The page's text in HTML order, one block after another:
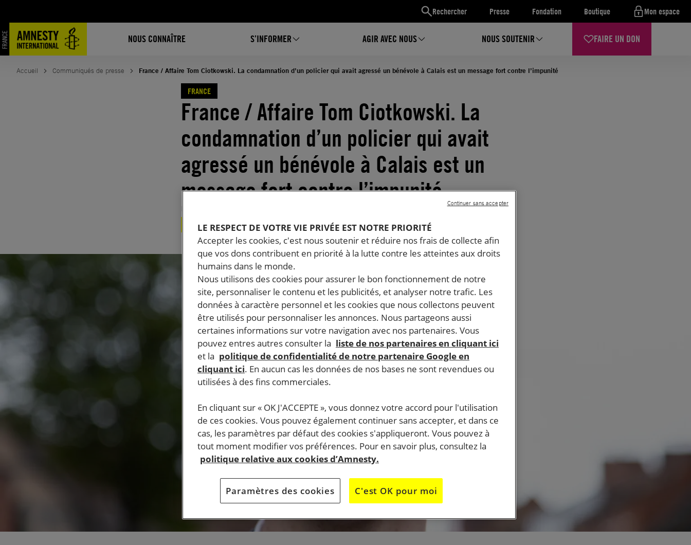
Rechercher Presse Fondation Boutique Mon espace
NOUS CONNAÎTRE S’INFORMER AGIR AVEC NOUS NOUS SOUTENIR FAIRE UN DON
contenu
Accueil Communiqués de presse France / Affaire Tom Ciotkowski. La condamnation d’un policier qui avait agressé un bénévole à Calais est un message fort contre l’impunité
FRANCE
France / Affaire Tom Ciotkowski. La
condamnation d’un policier qui avait
agressé un bénévole à Calais est un
message fort contre l’impunité
FRANCE
RÉFUGIÉS ET MIGRANTS
LE RESPECT DE VOTRE VIE PRIVÉE EST NOTRE PRIORITÉ
Accepter les cookies, c'est nous soutenir et réduire nos frais de collecte afin
que vos dons contribuent en priorité à la lutte contre les atteintes aux droits
humains dans le monde.
Nous utilisons des cookies pour assurer le bon fonctionnement de notre
site, personnaliser le contenu et les publicités, et analyser notre trafic. Les
données à caractère personnel et les cookies que nous collectons peuvent
être utilisés pour personnaliser les annonces. Nous partageons aussi
certaines informations sur votre navigation avec nos partenaires. Vous
pouvez entres autres consulter la liste de nos partenaires en cliquant ici
et la politique de confidentialité de notre partenaire Google en
cliquant ici. En aucun cas les données de nos bases ne sont revendues ou
utilisées à des fins commerciales.
En cliquant sur « OK J'ACCEPTE », vous donnez votre accord pour l'utilisation
de ces cookies. Vous pouvez également continuer sans accepter, et dans ce
cas, les paramètres par défaut des cookies s'appliqueront. Vous pouvez à
tout moment modifier vos préférences. Pour en savoir plus, consultez la
politique relative aux cookies d’Amnesty.
Paramètres des cookies C'est OK pour moi
Continuer sans accepter